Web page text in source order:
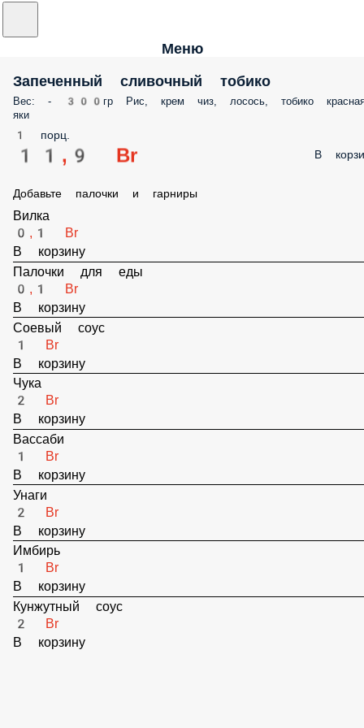
Меню
Запеченный сливочный тобико
Вес: - 300гр Рис, крем чиз, лосось, тобико
яки
1 порц.
11,9 Br В
Добавьте палочки и гарниры
Вилка
0,1 Br
В корзину
Палочки для еды
0,1 Br
В корзину
Соевый соус
1 Br
В корзину
Чука
2 Br
В корзину
Вассаби
1 Br
В корзину
Унаги
2 Br
В корзину
Имбирь
1 Br
В корзину